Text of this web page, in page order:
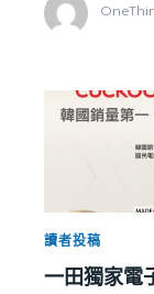
讀者投稿
一田獨家電